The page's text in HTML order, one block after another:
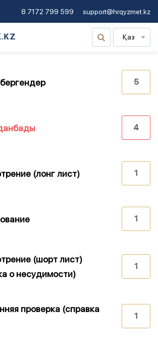
8 7172 799 599 support@hrqyzmet.kz
Қаз
5
4
(лонг лист) 1
1
(шорт лист)
о несудимости)
1
проверка (справка
1